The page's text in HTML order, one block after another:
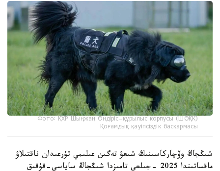
Фото: ҚХР Шыңжаң Өндіріс-құрылыс корпусы (ШӨҚК)
Қоғамдық қауіпсіздік басқармасы
شىڭجاڭ وۆچاركاسىنىڭ شىعۋ تەگىن عىلىمي تۇرعىدان ناقتىلاۋ
ماقساتىندا 2025 -جىلعى تامىزدا شىڭجاڭ ساياسي-قۇقىق